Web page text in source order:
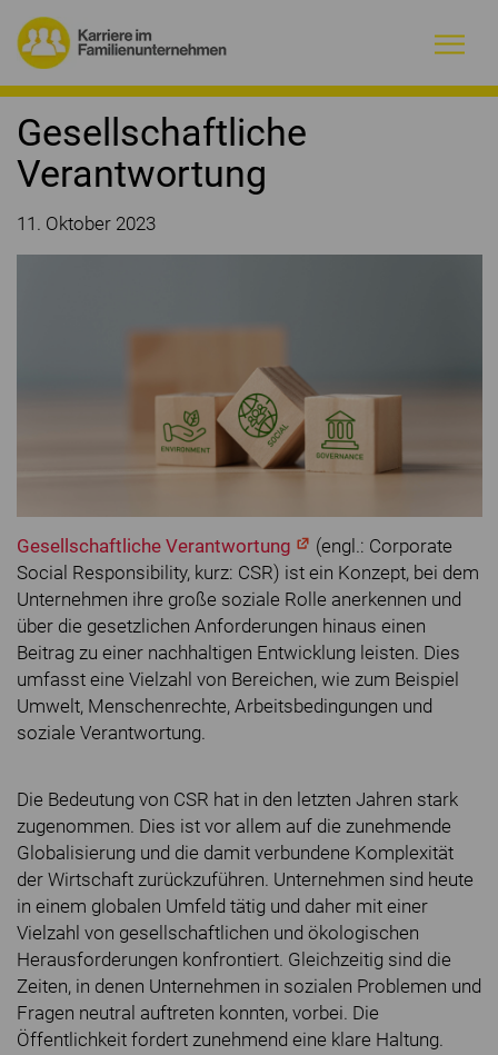
Warum Familienunternehmen?
Firmenprofile
Gesellschaftliche
Verantwortung
11. Oktober 2023
Gesellschaftliche Verantwortung
(engl.: Corporate
Social Responsibility, kurz: CSR) ist ein Konzept, bei dem
Unternehmen ihre große soziale Rolle anerkennen und
über die gesetzlichen Anforderungen hinaus einen
Beitrag zu einer nachhaltigen Entwicklung leisten. Dies
umfasst eine Vielzahl von Bereichen, wie zum Beispiel
Umwelt, Menschenrechte, Arbeitsbedingungen und
soziale Verantwortung.
Die Bedeutung von CSR hat in den letzten Jahren stark
zugenommen. Dies ist vor allem auf die zunehmende
Globalisierung und die damit verbundene Komplexität
der Wirtschaft zurückzuführen. Unternehmen sind heute
in einem globalen Umfeld tätig und daher mit einer
Vielzahl von gesellschaftlichen und ökologischen
Herausforderungen konfrontiert. Gleichzeitig sind die
Zeiten, in denen Unternehmen in sozialen Problemen und
Fragen neutral auftreten konnten, vorbei. Die
Öffentlichkeit fordert zunehmend eine klare Haltung.